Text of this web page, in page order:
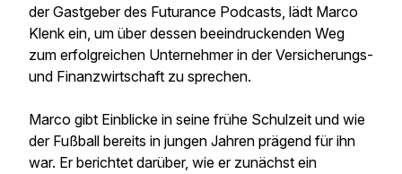
der Gastgeber des Futurance Podcasts, lädt Marco
Klenk ein, um über dessen beeindruckenden Weg
zum erfolgreichen Unternehmer in der Versicherungs-
und Finanzwirtschaft zu sprechen.
Marco gibt Einblicke in seine frühe Schulzeit und wie
der Fußball bereits in jungen Jahren prägend für ihn
war. Er berichtet darüber, wie er zunächst ein